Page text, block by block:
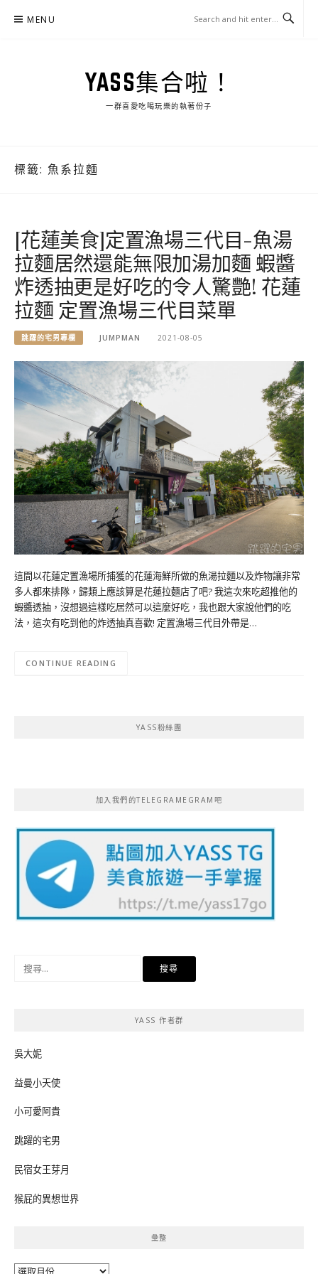
MENU
YASS集合啦！
一群喜愛吃喝玩樂的執著份子
標籤: 魚系拉麵
[花蓮美食]定置漁場三代目-魚湯
拉麵居然還能無限加湯加麵 蝦醬
炸透抽更是好吃的令人驚艷! 花蓮
拉麵 定置漁場三代目菜單
跳躍的宅男專欄 JUMPMAN 2021-08-05
這間以花蓮定置漁場所捕獲的花蓮海鮮所做的魚湯拉麵以及炸物讓非常
多人都來排隊，歸類上應該算是花蓮拉麵店了吧? 我這次來吃超推他的
蝦醬透抽，沒想過這樣吃居然可以這麼好吃，我也跟大家說他們的吃
法，這次有吃到他的炸透抽真喜歡! 定置漁場三代目外帶是…
CONTINUE READING
YASS粉絲團
加入我們的TELEGRAMEGRAM吧
YASS 作者群
吳大妮
益曼小天使
小可愛阿貴
跳躍的宅男
民宿女王芽月
猴屁的異想世界
彙整
彙